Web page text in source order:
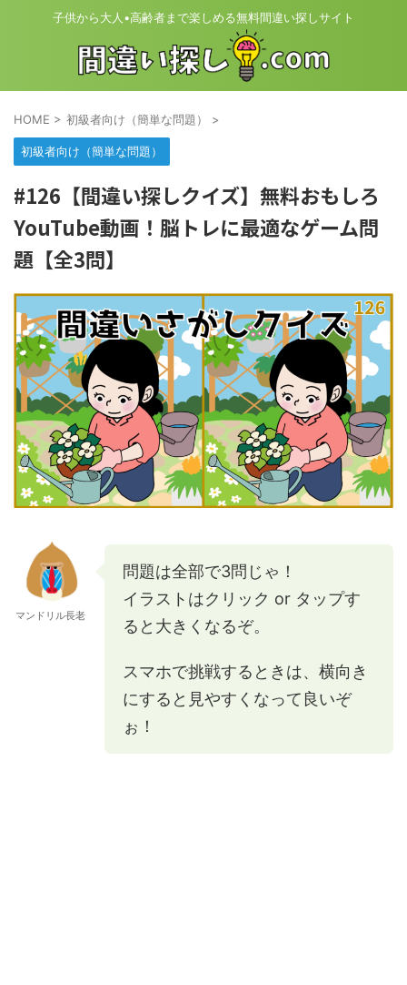
子供から大人•高齢者まで楽しめる無料間違い探しサイト
HOME > 初級者向け（簡単な問題） >
初級者向け（簡単な問題）
#126【間違い探しクイズ】無料おもしろ
YouTube動画！脳トレに最適なゲーム問
題【全3問】
マンドリル長老
問題は全部で3問じゃ！
イラストはクリック or タップす
ると大きくなるぞ。
スマホで挑戦するときは、横向き
にすると見やすくなって良いぞ
ぉ！